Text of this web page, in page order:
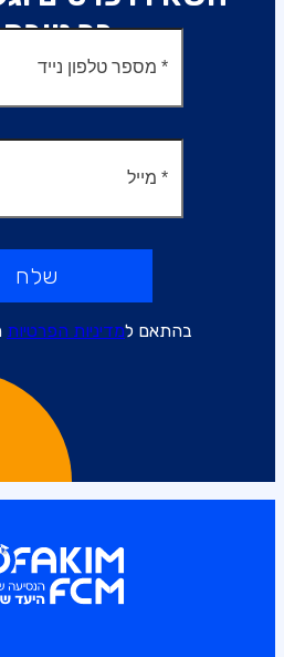
כך
שלח
בהתאם למדיניות הפרטיות